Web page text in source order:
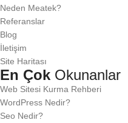
Neden Meatek?
Referanslar
Blog
İletişim
Site Haritası
En Çok Okunanlar
Web Sitesi Kurma Rehberi
WordPress Nedir?
Seo Nedir?